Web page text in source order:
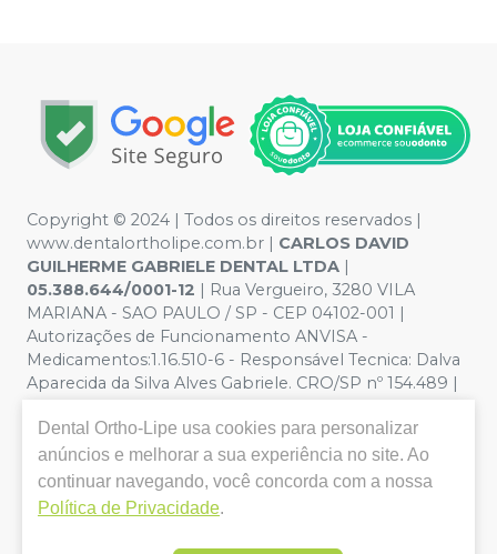
Copyright © 2024 | Todos os direitos reservados |
www.dentalortholipe.com.br | CARLOS DAVID
GUILHERME GABRIELE DENTAL LTDA
05.388.644/0001-12 | Rua Vergueiro, 3280 VILA
MARIANA - SAO PAULO / SP - CEP 04102-001 |
Autorizações de Funcionamento ANVISA -
Medicamentos:1.16.510-6 - Responsável Tecnica: Dalva
Aparecida da Silva Alves Gabriele. CRO/SP nº 154.489 |
ilustrativas - Os preços e condições da loja virtual estão
sujeitos a alterações. Em caso de divergência de preços
no site, o valor válido é o do Carrinho de Compra. Não
vendemos por atacado, por isso nos reservamos o
Dental Ortho-Lipe usa cookies para personalizar
anúncios e melhorar a sua experiência no site. Ao
continuar navegando, você concorda com a nossa
Política de Privacidade.